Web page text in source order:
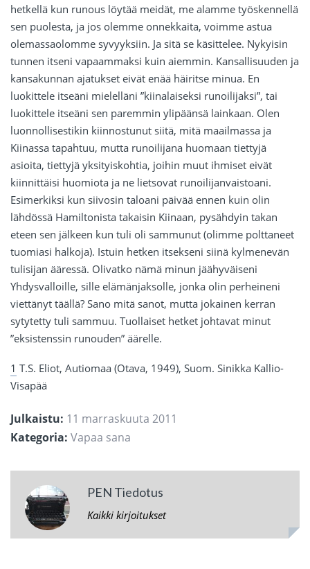
hetkellä kun runous löytää meidät, me alamme työskennellä
sen puolesta, ja jos olemme onnekkaita, voimme astua
olemassaolomme syvyyksiin. Ja sitä se käsittelee. Nykyisin
tunnen itseni vapaammaksi kuin aiemmin. Kansallisuuden ja
kansakunnan ajatukset eivät enää häiritse minua. En
luokittele itseäni mielelläni ”kiinalaiseksi runoilijaksi”, tai
luokittele itseäni sen paremmin ylipäänsä lainkaan. Olen
luonnollisestikin kiinnostunut siitä, mitä maailmassa ja
Kiinassa tapahtuu, mutta runoilijana huomaan tiettyjä
asioita, tiettyjä yksityiskohtia, joihin muut ihmiset eivät
kiinnittäisi huomiota ja ne lietsovat runoilijanvaistoani.
Esimerkiksi kun siivosin taloani päivää ennen kuin olin
lähdössä Hamiltonista takaisin Kiinaan, pysähdyin takan
eteen sen jälkeen kun tuli oli sammunut (olimme polttaneet
tuomiasi halkoja). Istuin hetken itsekseni siinä kylmenevän
tulisijan ääressä. Olivatko nämä minun jäähyväiseni
Yhdysvalloille, sille elämänjaksolle, jonka olin perheineni
viettänyt täällä? Sano mitä sanot, mutta jokainen kerran
sytytetty tuli sammuu. Tuollaiset hetket johtavat minut
”eksistenssin runouden” äärelle.
1 T.S. Eliot, Autiomaa (Otava, 1949), Suom. Sinikka Kallio-
Visapää
Julkaistu: 11 marraskuuta 2011
Kategoria: Vapaa sana
PEN Tiedotus
Kaikki kirjoitukset